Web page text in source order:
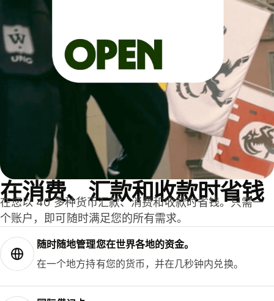
在消费、汇款和收款时省钱
在您以 40 多种货币汇款、消费和收款时省钱。只需一
个账户，即可随时满足您的所有需求。
随时随地管理您在世界各地的资金。
在一个地方持有您的货币，并在几秒钟内兑换。